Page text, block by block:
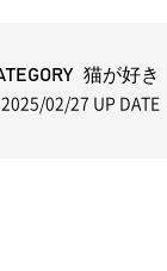
猫が好き
2025/02/27 UP DATE